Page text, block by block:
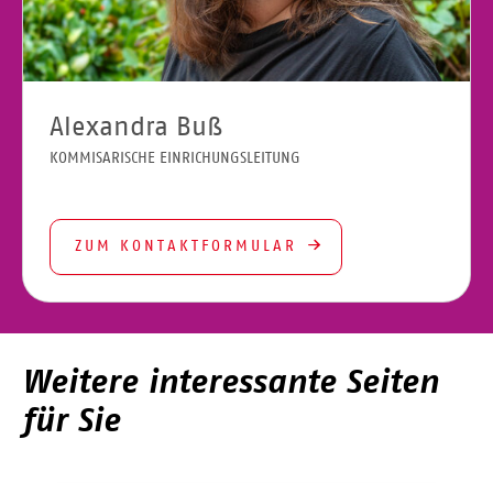
Alexandra Buß
KOMMISARISCHE EINRICHUNGSLEITUNG
ZUM KONTAKTFORMULAR
Weitere interessante Seiten
für Sie